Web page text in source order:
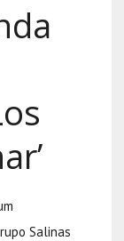
Salinas